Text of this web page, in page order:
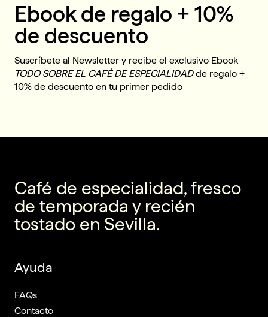
Ebook de regalo + 10%
de descuento
Suscríbete al Newsletter y recibe el exclusivo Ebook
TODO SOBRE EL CAFÉ DE ESPECIALIDADde regalo +
10% de descuento en tu primer pedido
Café de especialidad, fresco
de temporada y recién
tostado en Sevilla.
Ayuda
FAQs
Contacto